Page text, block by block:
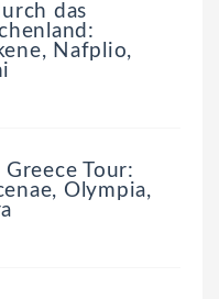
das
Nafplio,
Tour:
Olympia,